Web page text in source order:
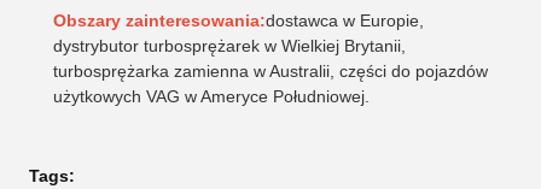
Obszary zainteresowania:dostawca w Europie,
dystrybutor turbosprężarek w Wielkiej Brytanii,
turbosprężarka zamienna w Australii, części do pojazdów
użytkowych VAG w Ameryce Południowej.
Tags: